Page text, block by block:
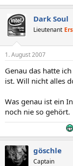
Dark Soul
Lieutenant
1. August 2007
Genau das hatte
ist. Will nicht alles
Was genau ist ein
noch nie so gehört.
göschle
Captain